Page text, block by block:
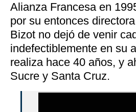
Alianza Francesa en
por su entonces
Bizot no dejó de venir
indefectiblemente en su
realiza hace 40 años, y
Sucre y Santa Cruz.